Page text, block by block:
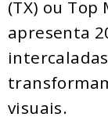
(TX) ou Top
apresenta
visuais.